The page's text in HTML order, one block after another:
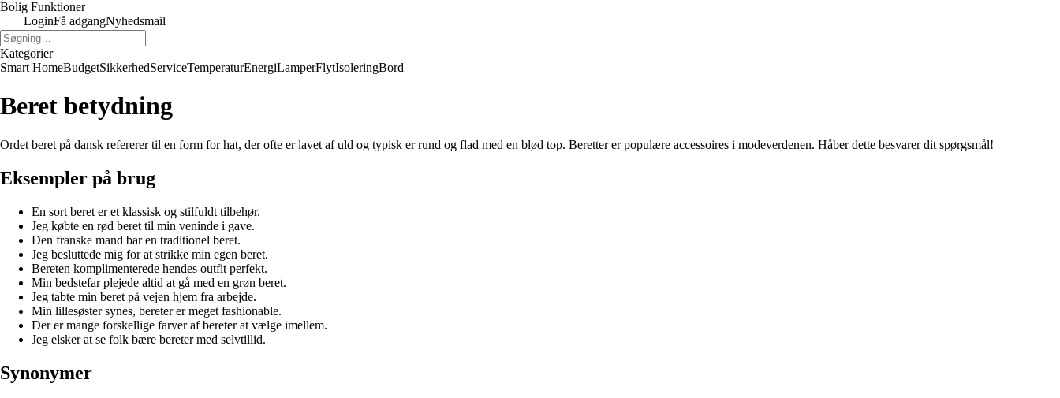
Bolig Funktioner
LoginFå adgangNyhedsmail
Kategorier
Smart HomeBudgetSikkerhedServiceTemperaturEnergiLamperFlytIsoleringBord
Beret betydning
Ordet beret på dansk refererer til en form for hat, der ofte er lavet af uld og typisk er rund og flad med en blød top. Beretter er populære accessoires i modeverdenen. Håber dette besvarer dit spørgsmål!
Eksempler på brug
En sort beret er et klassisk og stilfuldt tilbehør.
Jeg købte en rød beret til min veninde i gave.
Den franske mand bar en traditionel beret.
Jeg besluttede mig for at strikke min egen beret.
Bereten komplimenterede hendes outfit perfekt.
Min bedstefar plejede altid at gå med en grøn beret.
Jeg tabte min beret på vejen hjem fra arbejde.
Min lillesøster synes, bereter er meget fashionable.
Der er mange forskellige farver af bereter at vælge imellem.
Jeg elsker at se folk bære bereter med selvtillid.
Synonymer